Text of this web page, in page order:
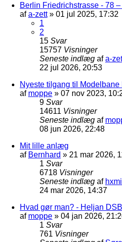
Berlin Friedrichstrasse - 78
afa-zett» 01 jul 2025, 17:32
1
2
15 Svar
15757 Visninger
Seneste indlæg afa-
22 jul 2026, 20:53
Nyeste tilgang til Modelbane
af moppe » 07 nov 2023,
9 Svar
14611 Visninger
Seneste indlæg af
08 jun 2026, 22:48
Mit lille anlæg
af Bernhard » 21 mar 2026,
1 Svar
6718 Visninger
Seneste indlæg af
24 mar 2026, 14:37
Hvad gør man? - Heljan
af moppe » 04 jan 2026,
1 Svar
761 Visninger